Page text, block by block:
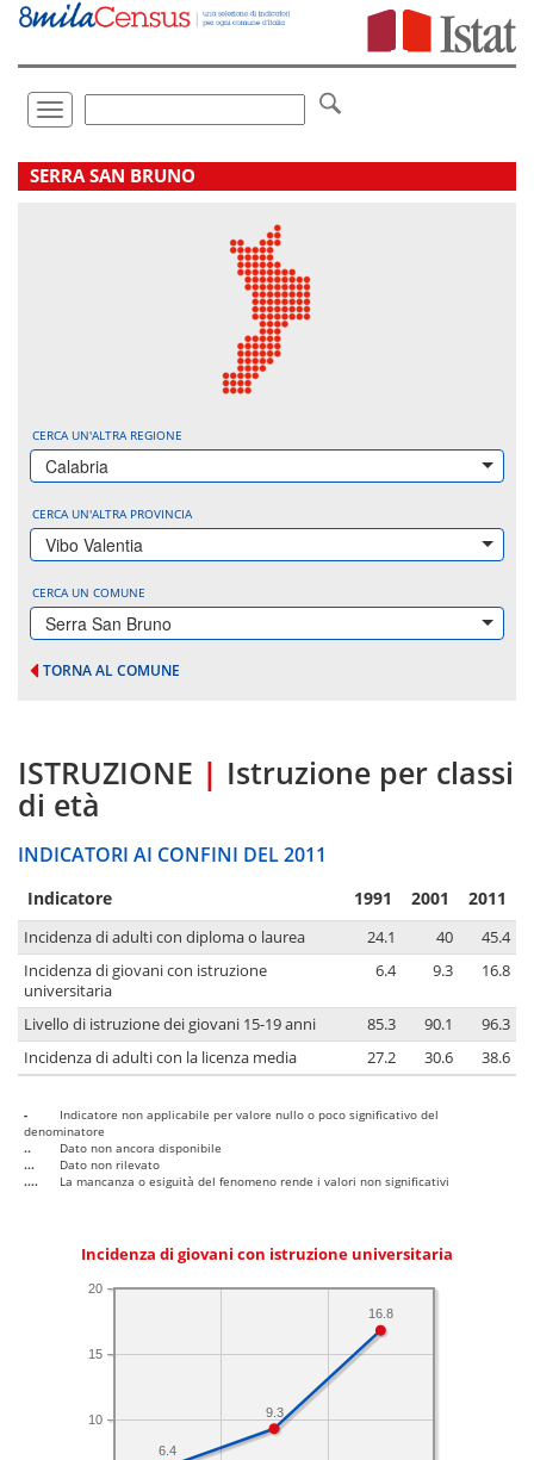
Vai
direttamente
Toggle
navigation
.
SERRA SAN BRUNO
CERCA UN'ALTRA REGIONE
Calabria
CERCA UN'ALTRA PROVINCIA
Vibo Valentia
CERCA UN COMUNE
Serra San Bruno
TORNA AL COMUNE
ISTRUZIONE | Istruzione per classi
di età
INDICATORI AI CONFINI DEL 2011
Indicatore 1991 2001 2011
Incidenza di adulti con diploma o laurea 24.1 40
45.4
Incidenza di giovani con istruzione
universitaria
6.4 9.3 16.8
Livello di istruzione dei giovani 15-19 anni 85.3 90.1
96.3
Incidenza di adulti con la licenza media
27.2 30.6 38.6
-
Indicatore non applicabile per valore nullo o poco significativo del
denominatore
..
Dato non ancora disponibile
...
Dato non rilevato
....
La mancanza o esiguità del fenomeno rende i valori non significativi
Incidenza di giovani con istruzione universitaria
10
15
20
16.8
9.3
6.4